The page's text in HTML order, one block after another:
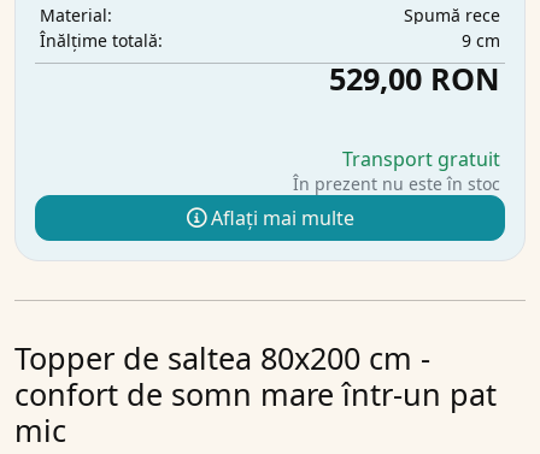
Material:
Spumă rece
Înălțime totală:
9 cm
529,00 RON
Transport gratuit
În prezent nu este în stoc
Aflați mai multe
Topper de saltea 80x200 cm -
confort de somn mare într-un pat
mic